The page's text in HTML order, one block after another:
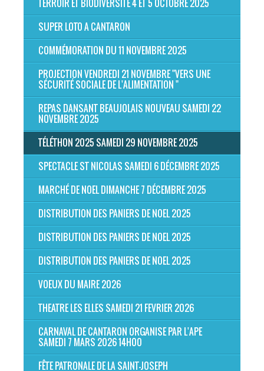
TERROIR ET BIODIVERSITÉ 4 ET 5 OCTOBRE 2025
SUPER LOTO A CANTARON
COMMÉMORATION DU 11 NOVEMBRE 2025
PROJECTION VENDREDI 21 NOVEMBRE "VERS UNE
SÉCURITÉ SOCIALE DE L'ALIMENTATION "
REPAS DANSANT BEAUJOLAIS NOUVEAU SAMEDI 22
NOVEMBRE 2025
TÉLÉTHON 2025 SAMEDI 29 NOVEMBRE 2025
SPECTACLE ST NICOLAS SAMEDI 6 DÉCEMBRE 2025
MARCHÉ DE NOEL DIMANCHE 7 DÉCEMBRE 2025
DISTRIBUTION DES PANIERS DE NOEL 2025
DISTRIBUTION DES PANIERS DE NOEL 2025
DISTRIBUTION DES PANIERS DE NOEL 2025
VOEUX DU MAIRE 2026
THEATRE LES ELLES SAMEDI 21 FEVRIER 2026
CARNAVAL DE CANTARON ORGANISE PAR L'APE
SAMEDI 7 MARS 2026 14H00
FÊTE PATRONALE DE LA SAINT-JOSEPH